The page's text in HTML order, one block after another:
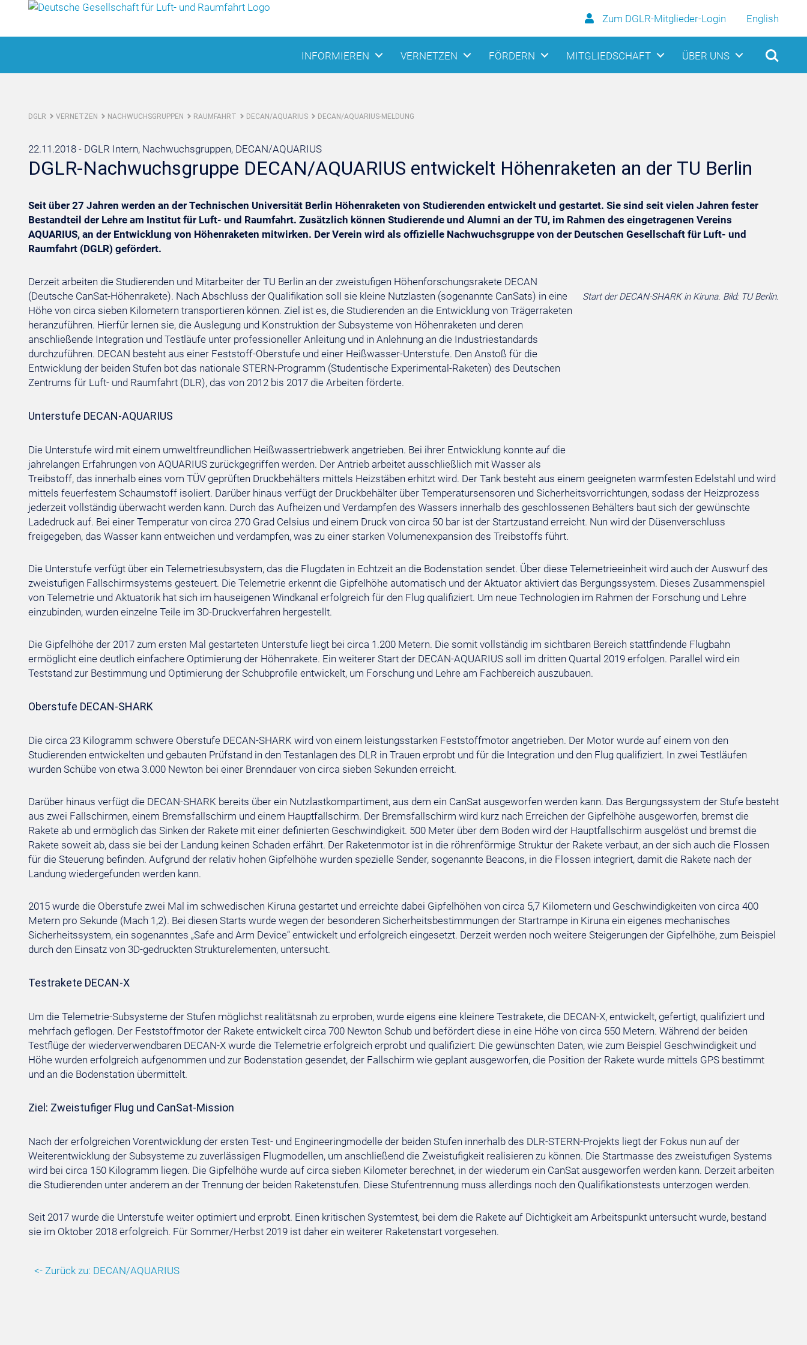
Zum DGLR-Mitglieder-Login English
INFORMIEREN VERNETZEN FÖRDERN MITGLIEDSCHAFT ÜBER UNS
DGLR VERNETZEN NACHWUCHSGRUPPEN RAUMFAHRT DECAN/AQUARIUS DECAN/AQUARIUS-MELDUNG
22.11.2018 - DGLR Intern, Nachwuchsgruppen, DECAN/AQUARIUS
DGLR-Nachwuchsgruppe DECAN/AQUARIUS entwickelt Höhenraketen an der TU Berlin
Seit über 27 Jahren werden an der Technischen Universität Berlin Höhenraketen von Studierenden entwickelt und gestartet. Sie sind seit vielen Jahren fester
Bestandteil der Lehre am Institut für Luft- und Raumfahrt. Zusätzlich können Studierende und Alumni an der TU, im Rahmen des eingetragenen Vereins
AQUARIUS, an der Entwicklung von Höhenraketen mitwirken. Der Verein wird als offizielle Nachwuchsgruppe von der Deutschen Gesellschaft für Luft- und
Raumfahrt (DGLR) gefördert.
Start der DECAN-SHARK in Kiruna. Bild: TU Berlin.
Derzeit arbeiten die Studierenden und Mitarbeiter der TU Berlin an der zweistufigen Höhenforschungsrakete DECAN
(Deutsche CanSat-Höhenrakete). Nach Abschluss der Qualifikation soll sie kleine Nutzlasten (sogenannte CanSats) in eine
Höhe von circa sieben Kilometern transportieren können. Ziel ist es, die Studierenden an die Entwicklung von Trägerraketen
heranzuführen. Hierfür lernen sie, die Auslegung und Konstruktion der Subsysteme von Höhenraketen und deren
anschließende Integration und Testläufe unter professioneller Anleitung und in Anlehnung an die Industriestandards
durchzuführen. DECAN besteht aus einer Feststoff-Oberstufe und einer Heißwasser-Unterstufe. Den Anstoß für die
Entwicklung der beiden Stufen bot das nationale STERN-Programm (Studentische Experimental-Raketen) des Deutschen
Zentrums für Luft- und Raumfahrt (DLR), das von 2012 bis 2017 die Arbeiten förderte.
Unterstufe DECAN-AQUARIUS
Die Unterstufe wird mit einem umweltfreundlichen Heißwassertriebwerk angetrieben. Bei ihrer Entwicklung konnte auf die
jahrelangen Erfahrungen von AQUARIUS zurückgegriffen werden. Der Antrieb arbeitet ausschließlich mit Wasser als
Treibstoff, das innerhalb eines vom TÜV geprüften Druckbehälters mittels Heizstäben erhitzt wird. Der Tank besteht aus einem geeigneten warmfesten Edelstahl und wird
mittels feuerfestem Schaumstoff isoliert. Darüber hinaus verfügt der Druckbehälter über Temperatursensoren und Sicherheitsvorrichtungen, sodass der Heizprozess
jederzeit vollständig überwacht werden kann. Durch das Aufheizen und Verdampfen des Wassers innerhalb des geschlossenen Behälters baut sich der gewünschte
Ladedruck auf. Bei einer Temperatur von circa 270 Grad Celsius und einem Druck von circa 50 bar ist der Startzustand erreicht. Nun wird der Düsenverschluss
freigegeben, das Wasser kann entweichen und verdampfen, was zu einer starken Volumenexpansion des Treibstoffs führt.
Die Unterstufe verfügt über ein Telemetriesubsystem, das die Flugdaten in Echtzeit an die Bodenstation sendet. Über diese Telemetrieeinheit wird auch der Auswurf des
zweistufigen Fallschirmsystems gesteuert. Die Telemetrie erkennt die Gipfelhöhe automatisch und der Aktuator aktiviert das Bergungssystem. Dieses Zusammenspiel
von Telemetrie und Aktuatorik hat sich im hauseigenen Windkanal erfolgreich für den Flug qualifiziert. Um neue Technologien im Rahmen der Forschung und Lehre
einzubinden, wurden einzelne Teile im 3D-Druckverfahren hergestellt.
Die Gipfelhöhe der 2017 zum ersten Mal gestarteten Unterstufe liegt bei circa 1.200 Metern. Die somit vollständig im sichtbaren Bereich stattfindende Flugbahn
ermöglicht eine deutlich einfachere Optimierung der Höhenrakete. Ein weiterer Start der DECAN-AQUARIUS soll im dritten Quartal 2019 erfolgen. Parallel wird ein
Teststand zur Bestimmung und Optimierung der Schubprofile entwickelt, um Forschung und Lehre am Fachbereich auszubauen.
Oberstufe DECAN-SHARK
Die circa 23 Kilogramm schwere Oberstufe DECAN-SHARK wird von einem leistungsstarken Feststoffmotor angetrieben. Der Motor wurde auf einem von den
Studierenden entwickelten und gebauten Prüfstand in den Testanlagen des DLR in Trauen erprobt und für die Integration und den Flug qualifiziert. In zwei Testläufen
wurden Schübe von etwa 3.000 Newton bei einer Brenndauer von circa sieben Sekunden erreicht.
Darüber hinaus verfügt die DECAN-SHARK bereits über ein Nutzlastkompartiment, aus dem ein CanSat ausgeworfen werden kann. Das Bergungssystem der Stufe besteht
aus zwei Fallschirmen, einem Bremsfallschirm und einem Hauptfallschirm. Der Bremsfallschirm wird kurz nach Erreichen der Gipfelhöhe ausgeworfen, bremst die
Rakete ab und ermöglich das Sinken der Rakete mit einer definierten Geschwindigkeit. 500 Meter über dem Boden wird der Hauptfallschirm ausgelöst und bremst die
Rakete soweit ab, dass sie bei der Landung keinen Schaden erfährt. Der Raketenmotor ist in die röhrenförmige Struktur der Rakete verbaut, an der sich auch die Flossen
für die Steuerung befinden. Aufgrund der relativ hohen Gipfelhöhe wurden spezielle Sender, sogenannte Beacons, in die Flossen integriert, damit die Rakete nach der
Landung wiedergefunden werden kann.
2015 wurde die Oberstufe zwei Mal im schwedischen Kiruna gestartet und erreichte dabei Gipfelhöhen von circa 5,7 Kilometern und Geschwindigkeiten von circa 400
Metern pro Sekunde (Mach 1,2). Bei diesen Starts wurde wegen der besonderen Sicherheitsbestimmungen der Startrampe in Kiruna ein eigenes mechanisches
Sicherheitssystem, ein sogenanntes „Safe and Arm Device“ entwickelt und erfolgreich eingesetzt. Derzeit werden noch weitere Steigerungen der Gipfelhöhe, zum Beispiel
durch den Einsatz von 3D-gedruckten Strukturelementen, untersucht.
Testrakete DECAN-X
Um die Telemetrie-Subsysteme der Stufen möglichst realitätsnah zu erproben, wurde eigens eine kleinere Testrakete, die DECAN-X, entwickelt, gefertigt, qualifiziert und
mehrfach geflogen. Der Feststoffmotor der Rakete entwickelt circa 700 Newton Schub und befördert diese in eine Höhe von circa 550 Metern. Während der beiden
Testflüge der wiederverwendbaren DECAN-X wurde die Telemetrie erfolgreich erprobt und qualifiziert: Die gewünschten Daten, wie zum Beispiel Geschwindigkeit und
Höhe wurden erfolgreich aufgenommen und zur Bodenstation gesendet, der Fallschirm wie geplant ausgeworfen, die Position der Rakete wurde mittels GPS bestimmt
und an die Bodenstation übermittelt.
Ziel: Zweistufiger Flug und CanSat-Mission
Nach der erfolgreichen Vorentwicklung der ersten Test- und Engineeringmodelle der beiden Stufen innerhalb des DLR-STERN-Projekts liegt der Fokus nun auf der
Weiterentwicklung der Subsysteme zu zuverlässigen Flugmodellen, um anschließend die Zweistufigkeit realisieren zu können. Die Startmasse des zweistufigen Systems
wird bei circa 150 Kilogramm liegen. Die Gipfelhöhe wurde auf circa sieben Kilometer berechnet, in der wiederum ein CanSat ausgeworfen werden kann. Derzeit arbeiten
die Studierenden unter anderem an der Trennung der beiden Raketenstufen. Diese Stufentrennung muss allerdings noch den Qualifikationstests unterzogen werden.
Seit 2017 wurde die Unterstufe weiter optimiert und erprobt. Einen kritischen Systemtest, bei dem die Rakete auf Dichtigkeit am Arbeitspunkt untersucht wurde, bestand
sie im Oktober 2018 erfolgreich. Für Sommer/Herbst 2019 ist daher ein weiterer Raketenstart vorgesehen.
<- Zurück zu: DECAN/AQUARIUS